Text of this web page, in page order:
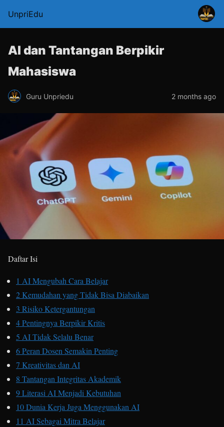
UnpriEdu
AI dan Tantangan Berpikir
Mahasiswa
Guru Unpriedu 2 months ago
Daftar Isi
1 AI Mengubah Cara Belajar
2Kemudahan yang Tidak Bisa Diabaikan
3 Risiko Ketergantungan
4Pentingnya Berpikir Kritis
5 AI Tidak Selalu Benar
6Peran Dosen Semakin Penting
7 Kreativitas dan AI
8 Tantangan Integritas Akademik
9Literasi AI Menjadi Kebutuhan
10Dunia Kerja Juga Menggunakan AI
11 AI Sebagai Mitra Belajar